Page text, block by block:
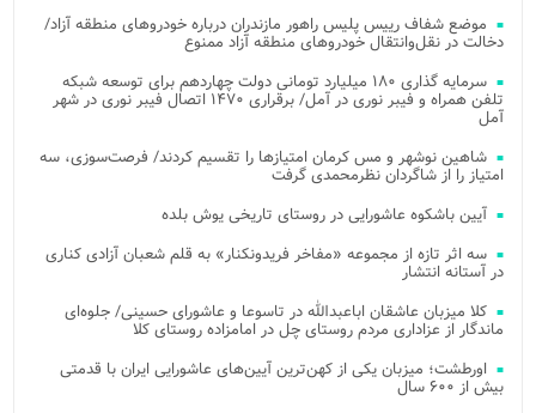
موضع شفاف رییس پلیس راهور مازندران درباره خودروهای منطقه آزاد/
دخالت در نقل‌وانتقال خودروهای منطقه آزاد ممنوع
سرمایه گذاری ۱۸۰ میلیارد تومانی دولت چهاردهم برای توسعه شبکه
تلفن همراه و فیبر نوری در آمل/ برقراری ۱۴۷۰ اتصال فیبر نوری در شهر
آمل
شاهین نوشهر و مس کرمان امتیازها را تقسیم کردند/ فرصت‌سوزی، سه
امتیاز را از شاگردان نظرمحمدی گرفت
آیین باشکوه عاشورایی در روستای تاریخی یوش بلده
سه اثر تازه از مجموعه «مفاخر فریدونکنار» به قلم شعبان آزادی کناری
در آستانه انتشار
کلا میزبان عاشقان اباعبدالله در تاسوعا و عاشورای حسینی/ جلوه‌ای
ماندگار از عزاداری مردم روستای چل در امامزاده روستای کلا
اورطشت؛ میزبان یکی از کهن‌ترین آیین‌های عاشورایی ایران با قدمتی
بیش از ۶۰۰ سال